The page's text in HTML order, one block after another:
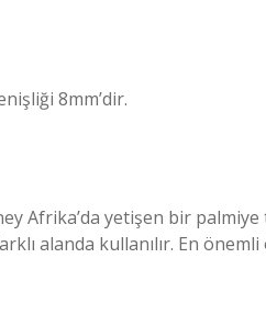
8mm’dir.
Afrika’da yetişen bir
alanda kullanılır. En